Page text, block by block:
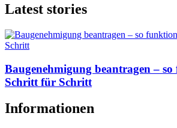
Latest stories
Baugenehmigung beantragen –
Schritt für Schritt
Informationen